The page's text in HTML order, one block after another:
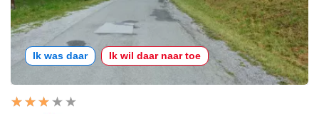
Ik was daar Ik wil daar naar toe